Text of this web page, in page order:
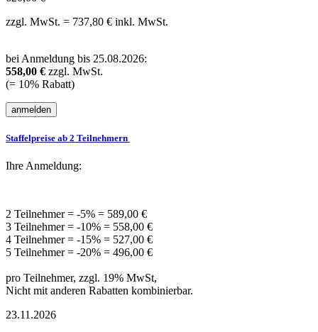
zzgl. MwSt. = 737,80 € inkl. MwSt.
bei Anmeldung bis 25.08.2026:
558,00 € zzgl. MwSt.
(= 10% Rabatt)
Staffelpreise ab 2 Teilnehmern
Ihre Anmeldung:
2 Teilnehmer = -5% = 589,00 €
3 Teilnehmer = -10% = 558,00 €
4 Teilnehmer = -15% = 527,00 €
5 Teilnehmer = -20% = 496,00 €
pro Teilnehmer, zzgl. 19% MwSt,
Nicht mit anderen Rabatten kombinierbar.
23.11.2026